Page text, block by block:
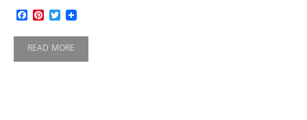
Facebook
Pinterest
Twitter
READ MORE